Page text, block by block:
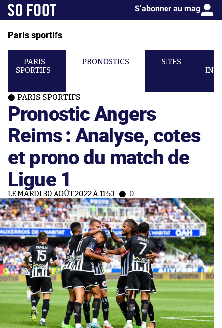
S’abonner au mag
Paris sportifs
PARIS
SPORTIFS
PRONOSTICS SITES
PARIS SPORTIFS
Pronostic Angers
Reims : Analyse, cotes
et prono du match de
Ligue 1
LE MARDI 30 AOÛT 2022 À 11:50 0